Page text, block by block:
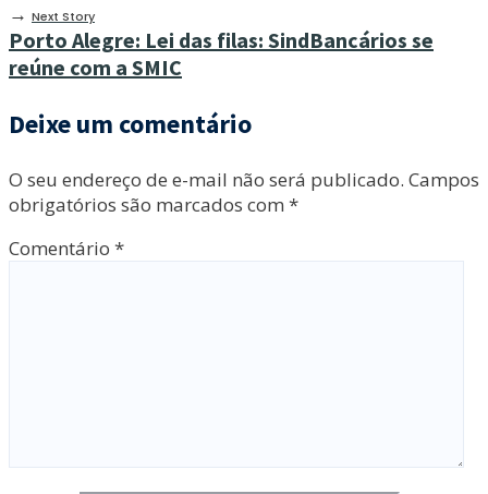
→ Next Story
Porto Alegre: Lei das filas: SindBancários se
reúne com a SMIC
Deixe um comentário
O seu endereço de e-mail não será publicado. Campos
obrigatórios são marcados com *
Comentário *